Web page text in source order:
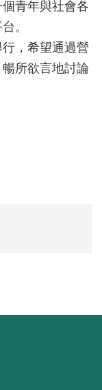
青年與社會各
。
，希望通過營
所欲言地討論